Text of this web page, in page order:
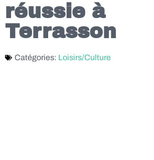
réussie à
Terrasson
Catégories: Loisirs/Culture